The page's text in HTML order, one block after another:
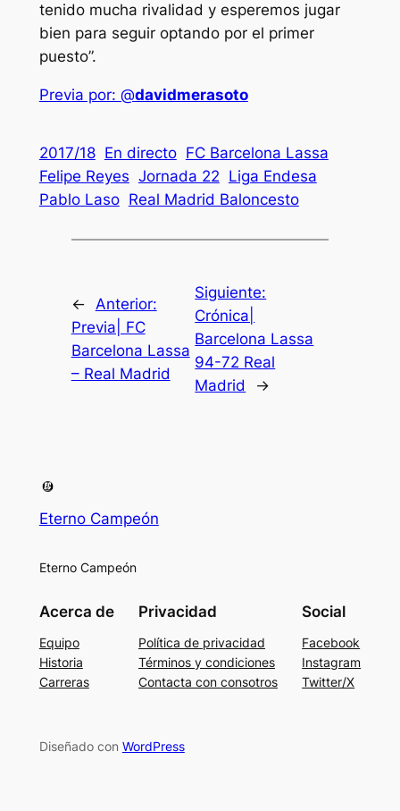
tenido mucha rivalidad y esperemos jugar
bien para seguir optando por el primer
puesto”.
Previa por: @davidmerasoto
2017/18 En directo FC Barcelona Lassa
Felipe Reyes Jornada 22 Liga Endesa
Pablo Laso Real Madrid Baloncesto
←
Anterior:
Previa| FC
Barcelona Lassa
– Real Madrid
Siguiente:
Crónica|
Barcelona Lassa
94-72 Real
Madrid
→
Eterno Campeón
Eterno Campeón
Acerca de
Equipo
Historia
Carreras
Privacidad
Política de privacidad
Términos y condiciones
Contacta con consotros
Social
Facebook
Instagram
Twitter/X
Diseñado con WordPress